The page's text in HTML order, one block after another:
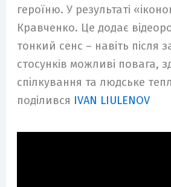
героїню. У результаті
Кравченко. Це додає
тонкий сенс – навіть після
стосунків можливі повага,
спілкування та людське
поділився IVAN LIULENOV